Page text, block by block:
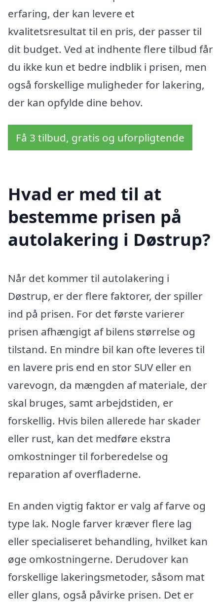
erfaring, der kan levere et
kvalitetsresultat til en pris, der passer til
dit budget. Ved at indhente flere tilbud får
du ikke kun et bedre indblik i prisen, men
også forskellige muligheder for lakering,
der kan opfylde dine behov.
Få 3 tilbud, gratis og uforpligtende
Hvad er med til at
bestemme prisen på
autolakering i Døstrup?
Når det kommer til autolakering i
Døstrup, er der flere faktorer, der spiller
ind på prisen. For det første varierer
prisen afhængigt af bilens størrelse og
tilstand. En mindre bil kan ofte leveres til
en lavere pris end en stor SUV eller en
varevogn, da mængden af materiale, der
skal bruges, samt arbejdstiden, er
forskellig. Hvis bilen allerede har skader
eller rust, kan det medføre ekstra
omkostninger til forberedelse og
reparation af overfladerne.
En anden vigtig faktor er valg af farve og
type lak. Nogle farver kræver flere lag
eller specialiseret behandling, hvilket kan
øge omkostningerne. Derudover kan
forskellige lakeringsmetoder, såsom mat
eller glans, også påvirke prisen. Det er